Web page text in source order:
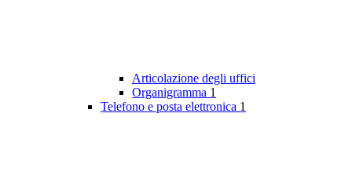
Articolazione degli uffici
Organigramma 1
Telefono e posta elettronica 1